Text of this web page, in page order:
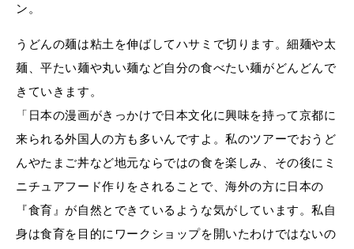
ン。
うどんの麺は粘土を伸ばしてハサミで切ります。細麺や太
麺、平たい麺や丸い麺など自分の食べたい麺がどんどんで
きていきます。
「日本の漫画がきっかけで日本文化に興味を持って京都に
来られる外国人の方も多いんですよ。私のツアーでおうど
んやたまご丼など地元ならではの食を楽しみ、その後にミ
ニチュアフード作りをされることで、海外の方に日本の
『食育』が自然とできているような気がしています。私自
身は食育を目的にワークショップを開いたわけではないの